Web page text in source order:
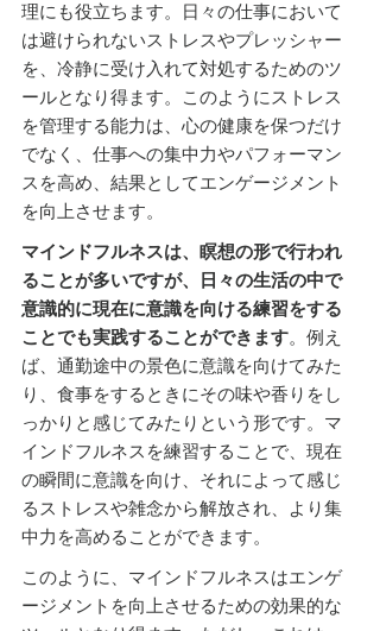
理にも役立ちます。日々の仕事において
は避けられないストレスやプレッシャー
を、冷静に受け入れて対処するためのツ
ールとなり得ます。このようにストレス
を管理する能力は、心の健康を保つだけ
でなく、仕事への集中力やパフォーマン
スを高め、結果としてエンゲージメント
を向上させます。
マインドフルネスは、瞑想の形で行われ
ることが多いですが、日々の生活の中で
意識的に現在に意識を向ける練習をする
ことでも実践することができます。例え
ば、通勤途中の景色に意識を向けてみた
り、食事をするときにその味や香りをし
っかりと感じてみたりという形です。マ
インドフルネスを練習することで、現在
の瞬間に意識を向け、それによって感じ
るストレスや雑念から解放され、より集
中力を高めることができます。
このように、マインドフルネスはエンゲ
ージメントを向上させるための効果的な